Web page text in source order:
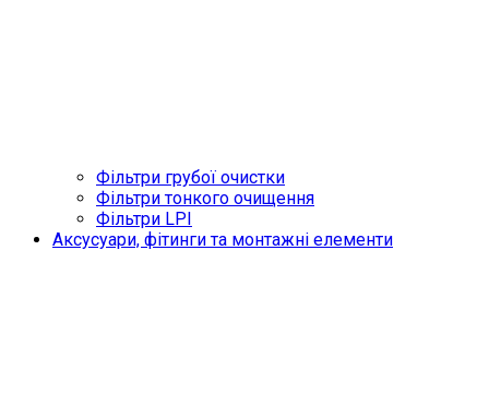
Фільтри грубої очистки
Фільтри тонкого очищення
Фільтри LPI
Аксусуари, фітинги та монтажні елементи